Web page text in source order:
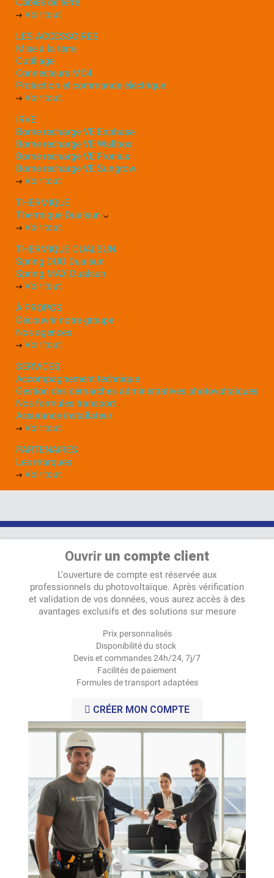
Voir tout
LES ACCESSOIRES
Mise à la terre
Outillage
Connecteurs MC4
Protection et commande électrique
Voir tout
IRVE
Borne recharge VE Enphase
Borne recharge VE Wallbox
Borne recharge VE Fronius
Borne recharge VE Sungrow
Voir tout
THERMIQUE
Thermique Dualsun
Voir tout
THERMIQUE DUALSUN
Spring DUO Dualsun
Spring MAX Dualsun
Voir tout
À PROPOS
Découvrir notre groupe
Nos agences
Voir tout
SERVICES
Accompagnement technique
Gestion des démarches administratives photovoltaïques
Nos formules transport
Assurance installateur
Voir tout
PARTENAIRES
Les marques
Voir tout
Ouvrir un compte client
L'ouverture de compte est réservée aux
professionnels du photovoltaïque. Après vérification
et validation de vos données, vous aurez accès à des
avantages exclusifs et des solutions sur mesure
Prix personnalisés
Disponibilité du stock
Devis et commandes 24h/24, 7j/7
Facilités de paiement
Formules de transport adaptées
CRÉER MON COMPTE